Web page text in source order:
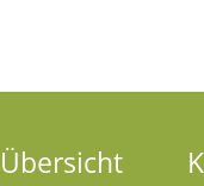
Übersicht